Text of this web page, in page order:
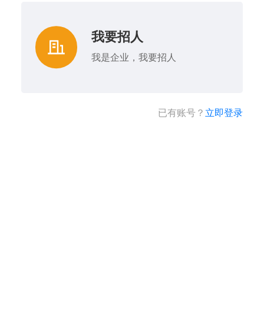
我要招人
我是企业，我要招人
已有账号？ 立即登录